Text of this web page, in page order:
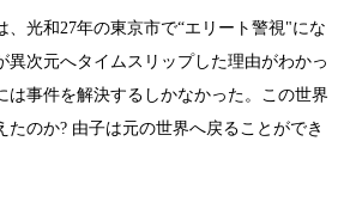
、光和27年の東京市で“エリート警視"にな
異次元へタイムスリップした理由がわかっ
は事件を解決するしかなかった。この世界
たのか? 由子は元の世界へ戻ることができ